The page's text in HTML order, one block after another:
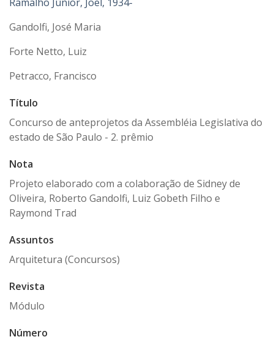
Gandolfi, José Maria
Forte Netto, Luiz
Petracco, Francisco
Título
Concurso de anteprojetos da Assembléia Legislativa do
estado de São Paulo - 2. prêmio
Nota
Projeto elaborado com a colaboração de Sidney de
Oliveira, Roberto Gandolfi, Luiz Gobeth Filho e
Raymond Trad
Assuntos
Arquitetura (Concursos)
Revista
Módulo
Número